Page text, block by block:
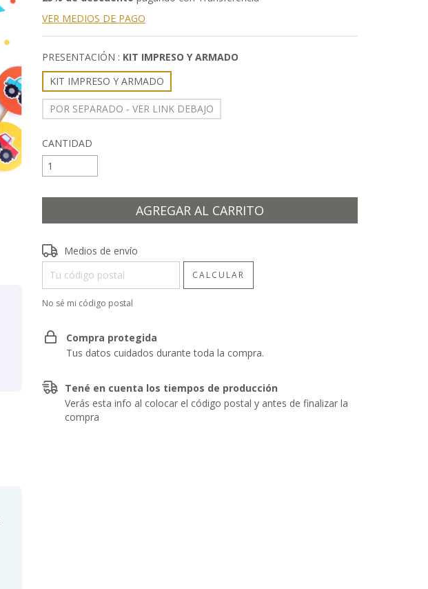
VER MEDIOS DE PAGO
PRESENTACIÓN : KIT IMPRESO Y ARMADO
KIT IMPRESO Y ARMADO
POR SEPARADO - VER LINK DEBAJO
CANTIDAD
Entregas para el CP:
Medios de envío
CALCULAR
No sé mi código postal
Compra protegida
Tus datos cuidados durante toda la compra.
Tené en cuenta los tiempos de producción
Verás esta info al colocar el código postal y antes de finalizar la
compra